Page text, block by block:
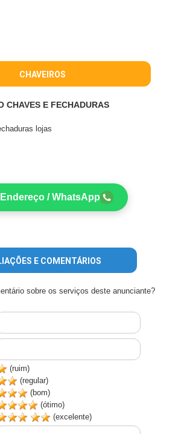
CHAVEIROS
CHAVES E FECHADURAS
lojas
/ WhatsApp
E COMENTÁRIOS
sobre os serviços deste anunciante?
(ruim)
(regular)
(bom)
(ótimo)
(excelente)